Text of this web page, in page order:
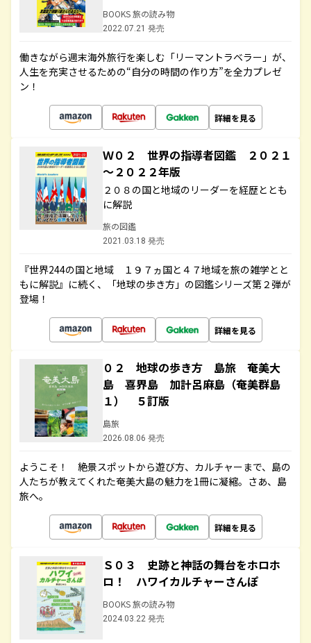
BOOKS 旅の読み物
2022.07.21 発売
働きながら週末海外旅行を楽しむ「リーマントラベラー」が、
人生を充実させるための“自分の時間の作り方”を全力プレゼ
ン！
詳細を見る
Ｗ０２ 世界の指導者図鑑 ２０２１
～２０２２年版
２０８の国と地域のリーダーを経歴ととも
に解説
旅の図鑑
2021.03.18 発売
『世界244の国と地域 １９７ヵ国と４７地域を旅の雑学とと
もに解説』に続く、「地球の歩き方」の図鑑シリーズ第２弾が
登場！
詳細を見る
０２ 地球の歩き方 島旅 奄美大
島 喜界島 加計呂麻島（奄美群島
１） ５訂版
島旅
2026.08.06 発売
ようこそ！ 絶景スポットから遊び方、カルチャーまで、島の
人たちが教えてくれた奄美大島の魅力を1冊に凝縮。さあ、島
旅へ。
詳細を見る
Ｓ０３ 史跡と神話の舞台をホロホ
ロ！ ハワイカルチャーさんぽ
BOOKS 旅の読み物
2024.03.22 発売